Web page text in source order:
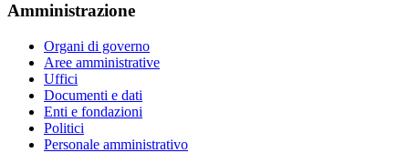
Amministrazione
Organi di governo
Aree amministrative
Uffici
Documenti e dati
Enti e fondazioni
Politici
Personale amministrativo